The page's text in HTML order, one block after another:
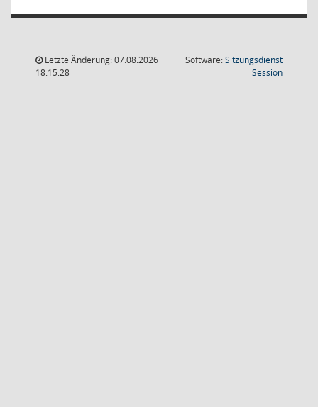
Letzte Änderung: 07.08.2026
18:15:28
Software:Sitzungsdienst
Session(Wird in